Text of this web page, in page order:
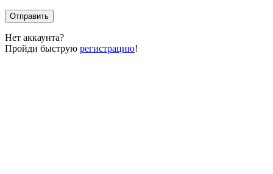
Отправить
Нет аккаунта?
Пройди быструю регистрацию!